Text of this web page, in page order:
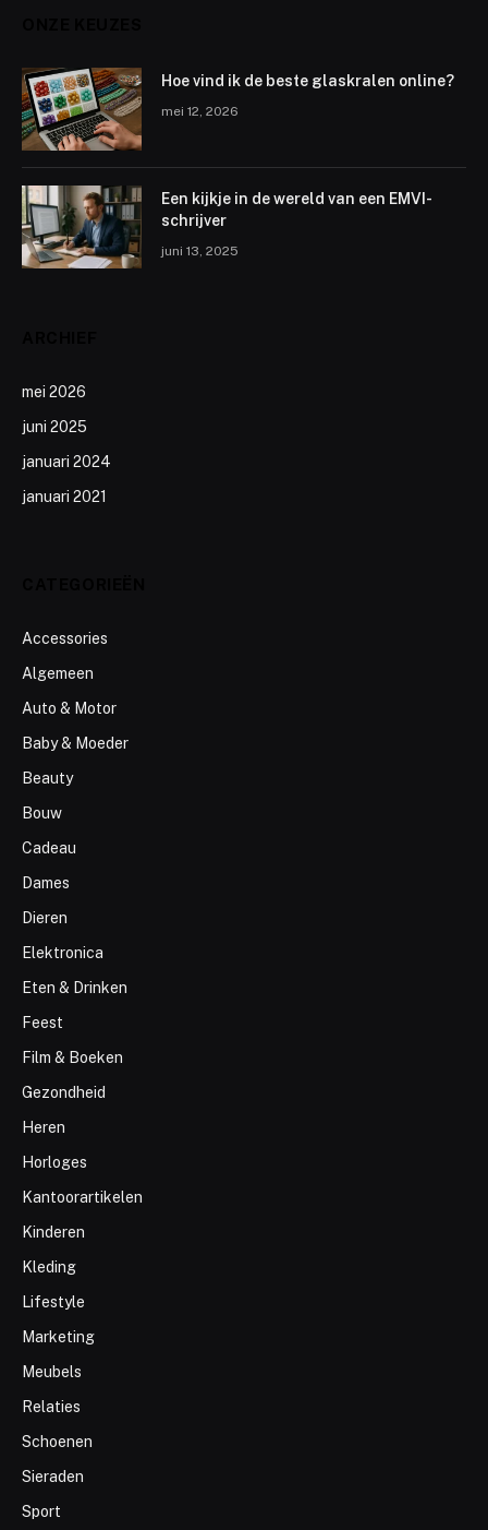
Hoe vind ik de beste glaskralen online?
mei 12, 2026
Een kijkje in de wereld van een EMVI-
schrijver
juni 13, 2025
mei 2026
juni 2025
januari 2024
januari 2021
Accessories
Algemeen
Auto & Motor
Baby & Moeder
Beauty
Bouw
Cadeau
Dames
Dieren
Elektronica
Eten & Drinken
Feest
Film & Boeken
Gezondheid
Heren
Horloges
Kantoorartikelen
Kinderen
Kleding
Lifestyle
Marketing
Meubels
Relaties
Schoenen
Sieraden
Sport